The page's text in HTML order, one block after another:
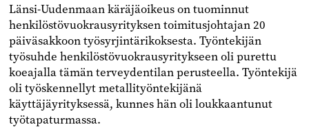
Länsi-Uudenmaan käräjäoikeus on tuominnut
henkilöstövuokrausyrityksen toimitusjohtajan 20
päiväsakkoon työsyrjintärikoksesta. Työntekijän
työsuhde henkilöstövuokrausyritykseen oli purettu
koeajalla tämän terveydentilan perusteella. Työntekijä
oli työskennellyt metallityöntekijänä
käyttäjäyrityksessä, kunnes hän oli loukkaantunut
työtapaturmassa.